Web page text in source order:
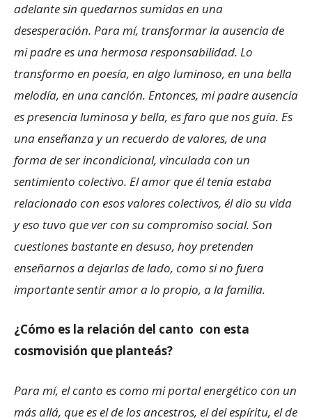
adelante sin quedarnos sumidas en una
desesperación. Para mí, transformar la ausencia de
mi padre es una hermosa responsabilidad. Lo
transformo en poesía, en algo luminoso, en una bella
melodía, en una canción. Entonces, mi padre ausencia
es presencia luminosa y bella, es faro que nos guía. Es
una enseñanza y un recuerdo de valores, de una
forma de ser incondicional, vinculada con un
sentimiento colectivo. El amor que él tenía estaba
relacionado con esos valores colectivos, él dio su vida
y eso tuvo que ver con su compromiso social. Son
cuestiones bastante en desuso, hoy pretenden
enseñarnos a dejarlas de lado, como si no fuera
importante sentir amor a lo propio, a la familia.
¿Cómo es la relación del canto con esta
cosmovisión que planteás?
Para mí, el canto es como mi portal energético con un
más allá, que es el de los ancestros, el del espíritu, el de